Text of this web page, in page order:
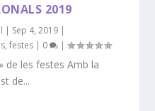
2019
| Sep 4, 2019 |
,festes | 0 |
de les festes Amb la
de...